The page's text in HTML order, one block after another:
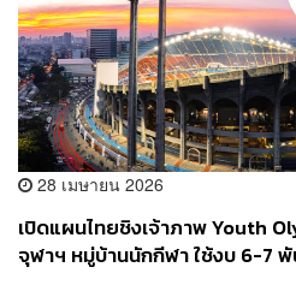
28 เมษายน 2026
เปิดแผนไทยชิงเจ้าภาพ Youth
จุฬาฯ หมู่บ้านนักกีฬา ใช้งบ 6-7